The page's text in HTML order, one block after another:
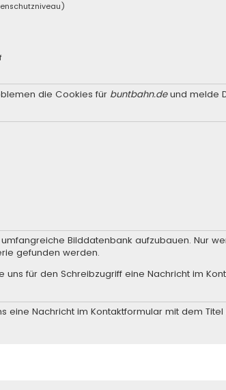
die Cookies für buntbahn.deund melde
Bilddatenbank aufzubauen. Nur
gefunden werden.
uns für den Schreibzugriff eine Nachricht im
eine Nachricht im Kontaktformular mit dem